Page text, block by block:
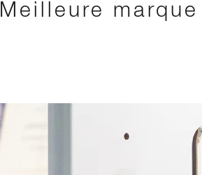
Meilleure